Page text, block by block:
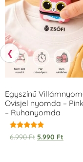
❮
Egyszínű
Ovisjel nyomda –
– Ruhanyomda
Értékelés:
5.00
6.990Ft 5.990 Ft